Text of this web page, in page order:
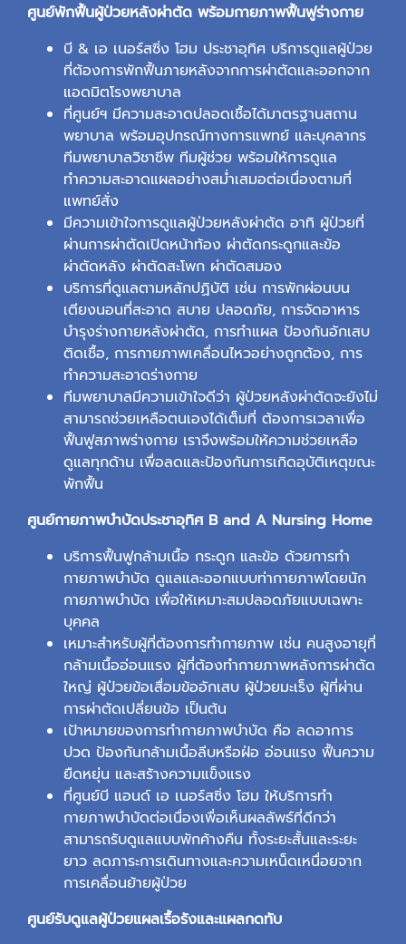
ศูนย์พักฟื้นผู้ป่วยหลังผ่าตัด พร้อมกายภาพฟื้นฟูร่างกาย
บี & เอ เนอร์สซิ่ง โฮม ประชาอุทิศ บริการดูแลผู้ป่วย
ที่ต้องการพักฟื้นภายหลังจากการผ่าตัดและออกจาก
แอดมิตโรงพยาบาล
ที่ศูนย์ฯ มีความสะอาดปลอดเชื้อได้มาตรฐานสถาน
พยาบาล พร้อมอุปกรณ์ทางการแพทย์ และบุคลากร
ทีมพยาบาลวิชาชีพ ทีมผู้ช่วย พร้อมให้การดูแล
ทำความสะอาดแผลอย่างสม่ำเสมอต่อเนื่องตามที่
แพทย์สั่ง
มีความเข้าใจการดูแลผู้ป่วยหลังผ่าตัด อาทิ ผู้ป่วยที่
ผ่านการผ่าตัดเปิดหน้าท้อง ผ่าตัดกระดูกและข้อ
ผ่าตัดหลัง ผ่าตัดสะโพก ผ่าตัดสมอง
บริการที่ดูแลตามหลักปฏิบัติ เช่น การพักผ่อนบน
เตียงนอนที่สะอาด สบาย ปลอดภัย, การจัดอาหาร
บำรุงร่างกายหลังผ่าตัด, การทำแผล ป้องกันอักเสบ
ติดเชื้อ, การกายภาพเคลื่อนไหวอย่างถูกต้อง, การ
ทำความสะอาดร่างกาย
ทีมพยาบาลมีความเข้าใจดีว่า ผู้ป่วยหลังผ่าตัดจะยังไม่
สามารถช่วยเหลือตนเองได้เต็มที่ ต้องการเวลาเพื่อ
ฟื้นฟูสภาพร่างกาย เราจึงพร้อมให้ความช่วยเหลือ
ดูแลทุกด้าน เพื่อลดและป้องกันการเกิดอุบัติเหตุขณะ
พักฟื้น
ศูนย์กายภาพบำบัดประชาอุทิศ B and A Nursing Home
บริการฟื้นฟูกล้ามเนื้อ กระดูก และข้อ ด้วยการทำ
กายภาพบำบัด ดูแลและออกแบบท่ากายภาพโดยนัก
กายภาพบำบัด เพื่อให้เหมาะสมปลอดภัยแบบเฉพาะ
บุคคล
เหมาะสำหรับผู้ที่ต้องการทำกายภาพ เช่น คนสูงอายุที่
กล้ามเนื้ออ่อนแรง ผู้ที่ต้องทำกายภาพหลังการผ่าตัด
ใหญ่ ผู้ป่วยข้อเสื่อมข้ออักเสบ ผู้ป่วยมะเร็ง ผู้ที่ผ่าน
การผ่าตัดเปลี่ยนข้อ เป็นต้น
เป้าหมายของการทำกายภาพบำบัด คือ ลดอาการ
ปวด ป้องกันกล้ามเนื้อลีบหรือฝ่อ อ่อนแรง ฟื้นความ
ยืดหยุ่น และสร้างความแข็งแรง
ที่ศูนย์บี แอนด์ เอ เนอร์สซิ่ง โฮม ให้บริการทำ
กายภาพบำบัดต่อเนื่องเพื่อเห็นผลลัพธ์ที่ดีกว่า
สามารถรับดูแลแบบพักค้างคืน ทั้งระยะสั้นและระยะ
ยาว ลดภาระการเดินทางและความเหน็ดเหนื่อยจาก
การเคลื่อนย้ายผู้ป่วย
ศูนย์รับดูแลผู้ป่วยแผลเรื้อรังและแผลกดทับ